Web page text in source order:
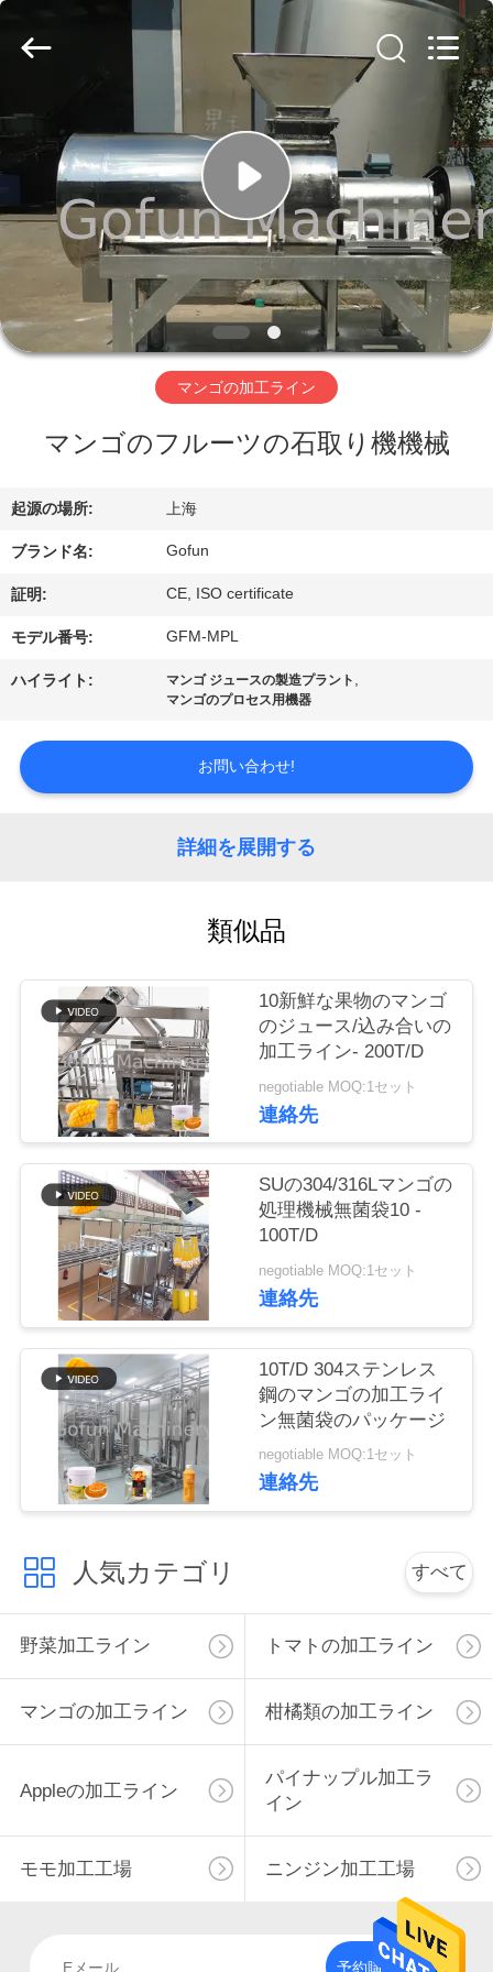
家
プ
ク
デ
オ
VR
シ
ョ
ー
い
場
品
達
に
連
絡
し
な
さ
い
Shanghai
All
Reserved.
マンゴの加工ライン
マンゴのフルーツの石取り機機械
起源の場所: 上海
ブランド名: Gofun
証明: CE, ISO certificate
モデル番号: GFM-MPL
ハイライト: マンゴ ジュースの製造プラント ,
マンゴのプロセス用機器
お問い合わせ!
詳細を展開する
類似品
10新鮮な果物のマンゴ
のジュース/込み合いの
加工ライン- 200T/D
negotiable MOQ:1セット
連絡先
SUの304/316Lマンゴの
処理機械無菌袋10 -
100T/D
negotiable MOQ:1セット
連絡先
10T/D 304ステンレス
鋼のマンゴの加工ライ
ン無菌袋のパッケージ
negotiable MOQ:1セット
連絡先
人気カテゴリ すべて
野菜加工ライン トマトの加工ライン
マンゴの加工ライン 柑橘類の加工ライン
Appleの加工ライン
パイナップル加工ラ
イン
モモ加工工場 ニンジン加工工場
予約購読して下